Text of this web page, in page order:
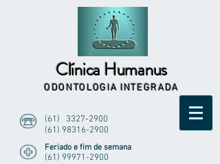
Clínica Humanus
ODONTOLOGIA INTEGRADA
(61) 3327-2900
(61) 98316-2900
Feriado e fim de semana
(61) 99971-2900